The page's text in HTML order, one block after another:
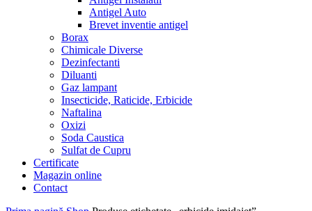
Antigel Auto
Brevet inventie antigel
Borax
Chimicale Diverse
Dezinfectanti
Diluanti
Gaz lampant
Insecticide, Raticide, Erbicide
Naftalina
Oxizi
Soda Caustica
Sulfat de Cupru
Certificate
Magazin online
Contact